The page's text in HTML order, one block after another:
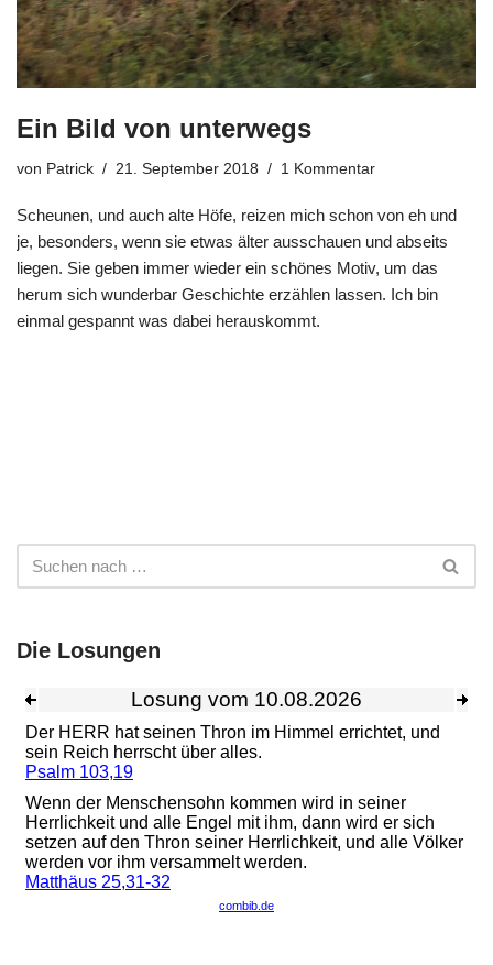
Ein Bild von unterwegs
von Patrick 21. September 2018 1 Kommentar
Scheunen, und auch alte Höfe, reizen mich schon von eh und
je, besonders, wenn sie etwas älter ausschauen und abseits
liegen. Sie geben immer wieder ein schönes Motiv, um das
herum sich wunderbar Geschichte erzählen lassen. Ich bin
einmal gespannt was dabei herauskommt.
Die Losungen